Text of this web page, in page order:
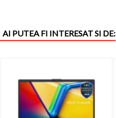
AI PUTEA FI INTERESAT SI DE: